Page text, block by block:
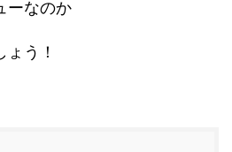
ーなのか
う！